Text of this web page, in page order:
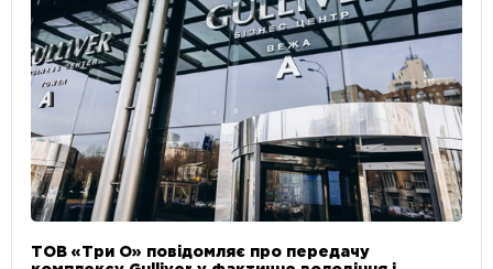
ТОВ «Три О» повідомляє про передачу